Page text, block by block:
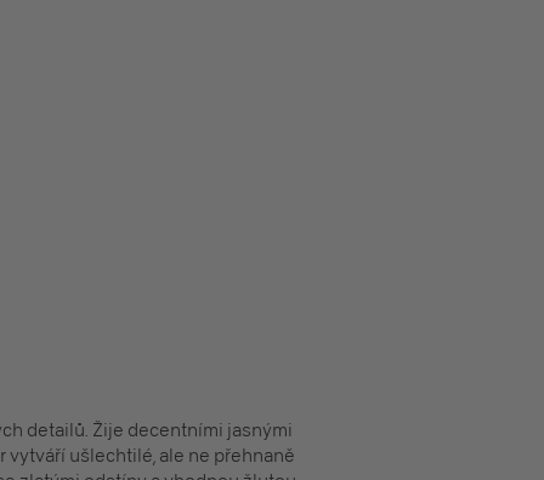
detailů. Žije decentními jasnými
vytváří ušlechtilé, ale ne přehnaně